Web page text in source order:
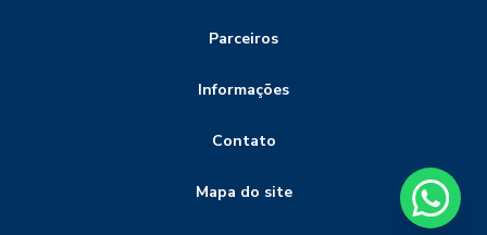
Parceiros
Informações
Contato
Mapa do site